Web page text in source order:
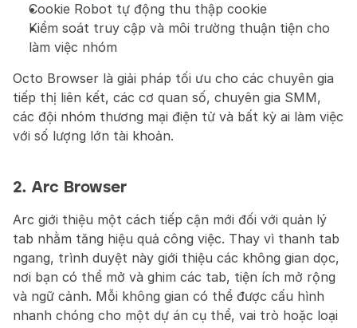
Cookie Robot tự động thu thập cookie
Kiểm soát truy cập và môi trường thuận tiện cho
làm việc nhóm
Octo Browser là giải pháp tối ưu cho các chuyên gia
tiếp thị liên kết, các cơ quan số, chuyên gia SMM,
các đội nhóm thương mại điện tử và bất kỳ ai làm việc
với số lượng lớn tài khoản.
2. Arc Browser
Arc giới thiệu một cách tiếp cận mới đối với quản lý
tab nhằm tăng hiệu quả công việc. Thay vì thanh tab
ngang, trình duyệt này giới thiệu các không gian dọc,
nơi bạn có thể mở và ghim các tab, tiện ích mở rộng
và ngữ cảnh. Mỗi không gian có thể được cấu hình
nhanh chóng cho một dự án cụ thể, vai trò hoặc loại